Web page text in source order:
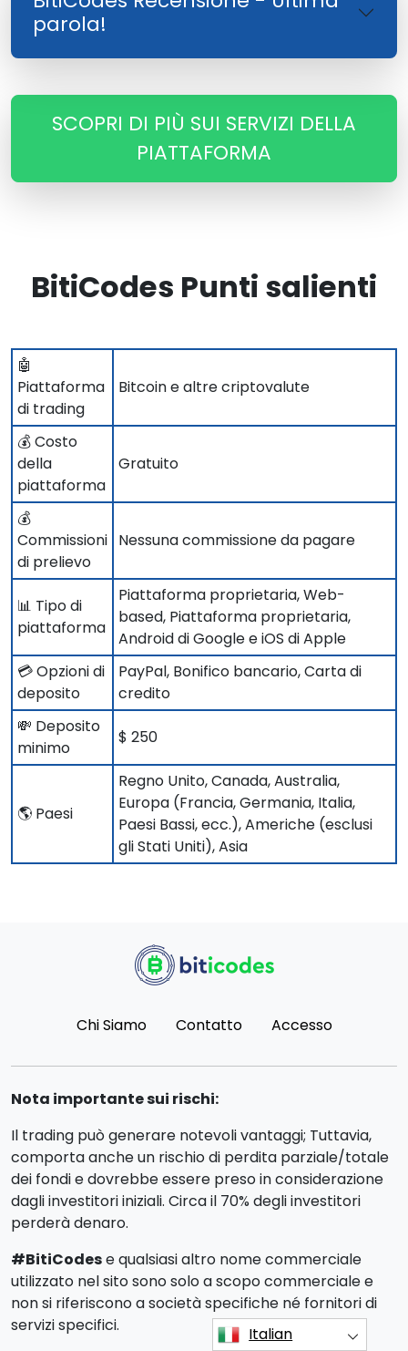
parola!
SCOPRI DI PIÙ SUI SERVIZI DELLA
PIATTAFORMA
BitiCodes Punti salienti
🤖
Piattaforma
di trading
Bitcoin e altre criptovalute
💰 Costo
della
piattaforma
Gratuito
💰
Commissioni
di prelievo
Nessuna commissione da pagare
📊 Tipo di
piattaforma
Piattaforma proprietaria, Web-
based, Piattaforma proprietaria,
Android di Google e iOS di Apple
💳 Opzioni di
deposito
PayPal, Bonifico bancario, Carta di
credito
💸 Deposito
minimo
$ 250
🌎 Paesi
Regno Unito, Canada, Australia,
Europa (Francia, Germania, Italia,
Paesi Bassi, ecc.), Americhe (esclusi
gli Stati Uniti), Asia
Chi Siamo Contatto Accesso
Nota importante sui rischi:
Il trading può generare notevoli vantaggi; Tuttavia,
comporta anche un rischio di perdita parziale/totale
dei fondi e dovrebbe essere preso in considerazione
dagli investitori iniziali. Circa il 70% degli investitori
perderà denaro.
#BitiCodese qualsiasi altro nome commerciale
utilizzato nel sito sono solo a scopo commerciale e
non si riferiscono a società specifiche né fornitori di
servizi specifici.
Italian